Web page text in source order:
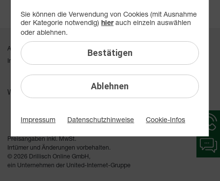
AGB Webseiten-Einstellungen
Impressum
Wir versenden mit:
Preisangaben inkl. MwSt.
Irrtümer und Änderungen vorbehalten.
© 2026 Drillisch Online GmbH,
ein Unternehmen der United-Internet-Gruppe
Chat-
Ablehnen
Sie können die Verwendung von Cookies (mit Ausnahme
der Kategorie notwendig)hierauch einzeln auswählen
oder ablehnen.
Bestätigen
Impressum Datenschutzhinweise Cookie-Infos